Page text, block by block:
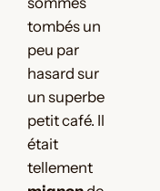
tombés un
peu par
hasard sur
un superbe
petit café. Il
était
tellement